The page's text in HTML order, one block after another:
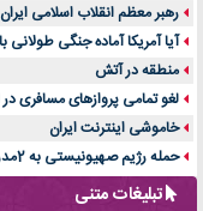
رهبر معظم انقلاب اسلامی
آیا آمریکا آماده جنگی طولانی
منطقه در آتش
لغو تمامی پروازهای مسافری در
خاموشی اینترنت ایران
حمله رژیم صهیونیستی به 2مدرسه:
تبلیغات متنی